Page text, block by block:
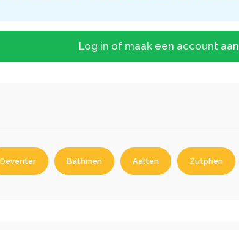
Log in of maak een account aan
Deventer Bathmen Aalten Zutphen